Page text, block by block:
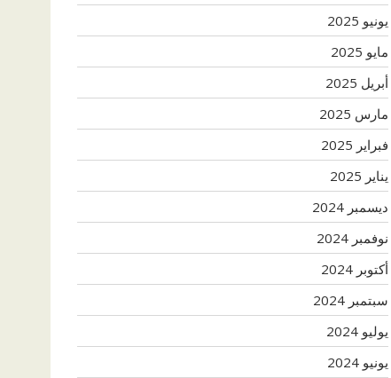
يونيو 2025
مايو 2025
أبريل 2025
مارس 2025
فبراير 2025
يناير 2025
ديسمبر 2024
نوفمبر 2024
أكتوبر 2024
سبتمبر 2024
يوليو 2024
يونيو 2024